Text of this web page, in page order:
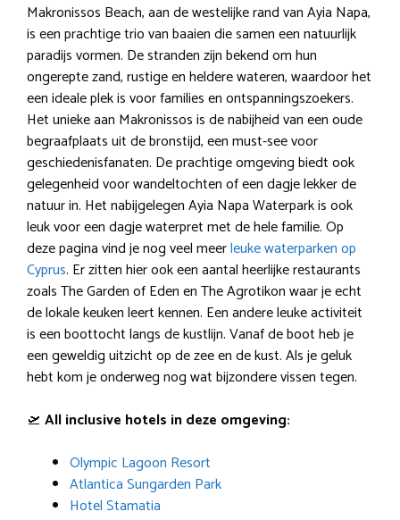
Makronissos Beach, aan de westelijke rand van Ayia Napa,
is een prachtige trio van baaien die samen een natuurlijk
paradijs vormen. De stranden zijn bekend om hun
ongerepte zand, rustige en heldere wateren, waardoor het
een ideale plek is voor families en ontspanningszoekers.
Het unieke aan Makronissos is de nabijheid van een oude
begraafplaats uit de bronstijd, een must-see voor
geschiedenisfanaten. De prachtige omgeving biedt ook
gelegenheid voor wandeltochten of een dagje lekker de
natuur in. Het nabijgelegen Ayia Napa Waterpark is ook
leuk voor een dagje waterpret met de hele familie. Op
deze pagina vind je nog veel meerleuke waterparken op
Cyprus. Er zitten hier ook een aantal heerlijke restaurants
zoals The Garden of Eden en The Agrotikon waar je echt
de lokale keuken leert kennen. Een andere leuke activiteit
is een boottocht langs de kustlijn. Vanaf de boot heb je
een geweldig uitzicht op de zee en de kust. Als je geluk
hebt kom je onderweg nog wat bijzondere vissen tegen.
🛫 All inclusive hotels in deze omgeving:
Olympic Lagoon Resort
Atlantica Sungarden Park
Hotel Stamatia